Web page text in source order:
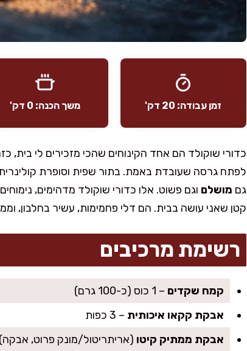
זמן עבודה: 20 דק' משך הכנה: 0 דק'
כדורי שוקולד הם אחד הקינוחים שהכי מזכירים לי
לפתח גרסה שעובדת באמת. בתור שפית וסופרת
גם מושלם וגם פשוט. אלו כדורי שוקולד מדהימים,
קטן שאני עושה בבית. הם דלי פחמימות, עשיר בחלבון,
רשימת מרכיבים
קמח שקדים – 1 כוס (כ-100 גרם)
אבקת קקאו איכותית – 3 כפות
אבקת ממתיק קיטו (אריתריטול/מונק פרוט, אבקה) – 3 כפות, או לפי